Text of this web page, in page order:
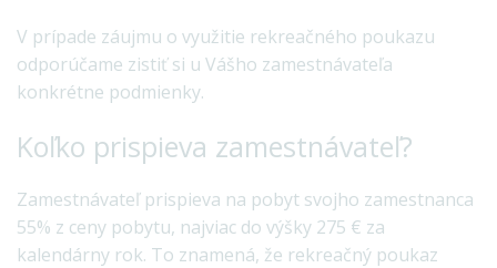
V prípade záujmu o využitie rekreačného poukazu
odporúčame zistiť si u Vášho zamestnávateľa
konkrétne podmienky.
Koľko prispieva zamestnávateľ?
Zamestnávateľ prispieva na pobyt svojho zamestnanca
55% z ceny pobytu, najviac do výšky 275 € za
kalendárny rok. To znamená, že rekreačný poukaz